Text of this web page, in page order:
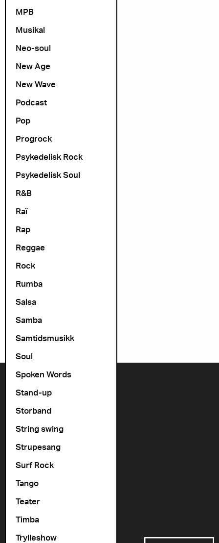
MPB
Musikal
Neo-soul
New Age
New Wave
Podcast
Pop
Progrock
Psykedelisk Rock
Psykedelisk Soul
R&B
Raï
Rap
Reggae
Rock
Rumba
Salsa
Samba
Samtidsmusikk
Soul
Spoken Words
Stand-up
Storband
String swing
Strupesang
Surf Rock
Tango
Teater
Timba
Trylleshow
+47 22 11 33 08
Vogts gate 64, 0477 Oslo
info@cosmopolite.no
Gå til vår spilleliste
Støttet av